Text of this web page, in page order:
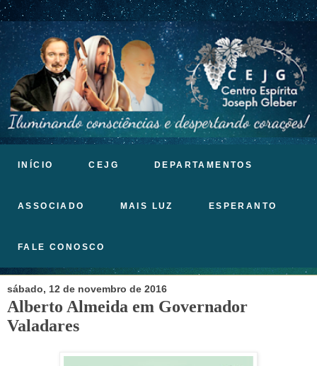
INÍCIO CEJG DEPARTAMENTOS
ASSOCIADO MAIS LUZ ESPERANTO
FALE CONOSCO
sábado, 12 de novembro de 2016
Alberto Almeida em Governador
Valadares